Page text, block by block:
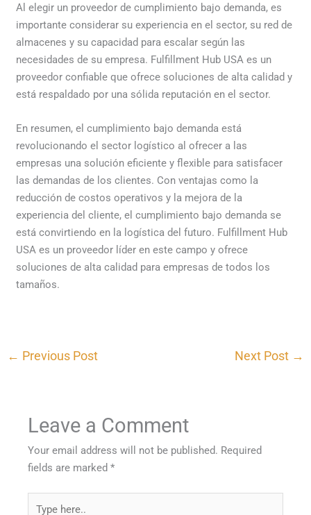
Al elegir un proveedor de cumplimiento bajo demanda, es
importante considerar su experiencia en el sector, su red de
almacenes y su capacidad para escalar según las
necesidades de su empresa. Fulfillment Hub USA es un
proveedor confiable que ofrece soluciones de alta calidad y
está respaldado por una sólida reputación en el sector.
En resumen, el cumplimiento bajo demanda está
revolucionando el sector logístico al ofrecer a las
empresas una solución eficiente y flexible para satisfacer
las demandas de los clientes. Con ventajas como la
reducción de costos operativos y la mejora de la
experiencia del cliente, el cumplimiento bajo demanda se
está convirtiendo en la logística del futuro. Fulfillment Hub
USA es un proveedor líder en este campo y ofrece
soluciones de alta calidad para empresas de todos los
tamaños.
← Previous Post Next Post →
Leave a Comment
Your email address will not be published. Required
fields are marked*